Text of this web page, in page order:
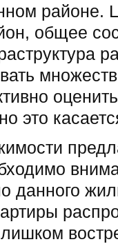
районе.
общее
это
данного